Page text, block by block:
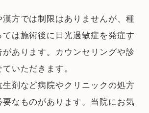
方では制限はありませんが、種
は施術後に日光過敏症を発症す
があります。カウンセリングや診
いただきます。
生剤など病院やクリニックの処方
なものがあります。当院にお気